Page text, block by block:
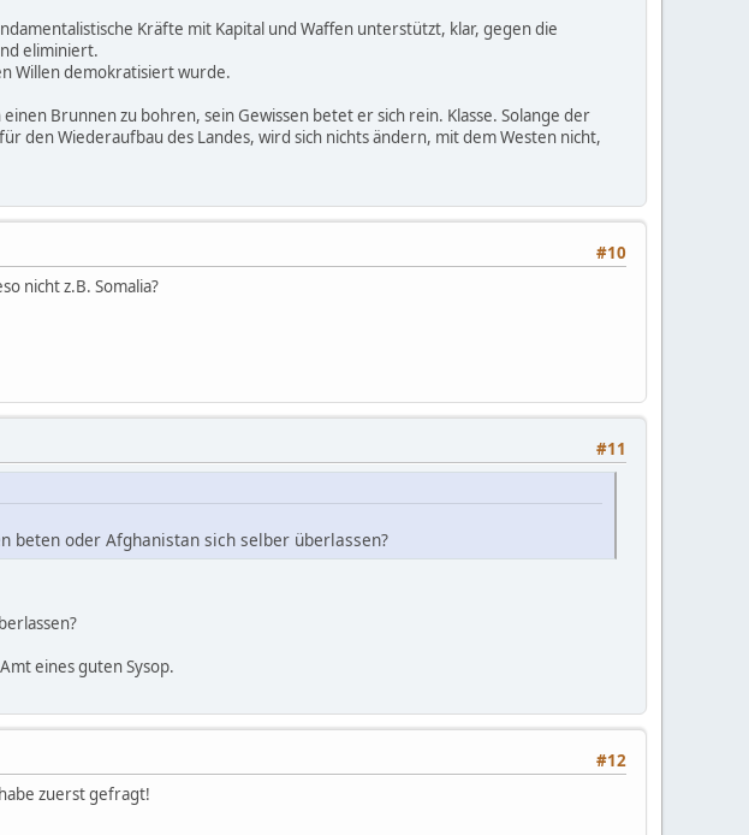
Kräfte mit Kapital und Waffen unterstützt, klar, gegen die
eliminiert.
Willen demokratisiert wurde.
Brunnen zu bohren, sein Gewissen betet er sich rein. Klasse. Solange der
den Wiederaufbau des Landes, wird sich nichts ändern, mit dem Westen nicht,
#10
nicht z.B. Somalia?
#11
beten oder Afghanistan sich selber überlassen?
eines guten Sysop.
#12
zuerst gefragt!